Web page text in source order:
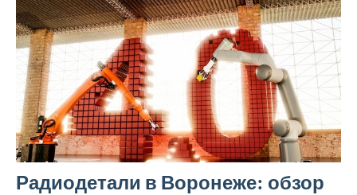
Радиодетали в Воронеже: обзор